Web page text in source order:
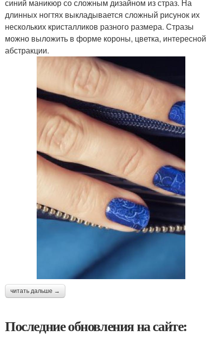
синий маникюр со сложным дизайном из страз. На
длинных ногтях выкладывается сложный рисунок их
нескольких кристалликов разного размера. Стразы
можно выложить в форме короны, цветка, интересной
абстракции.
читать дальше →
Последние обновления на сайте: